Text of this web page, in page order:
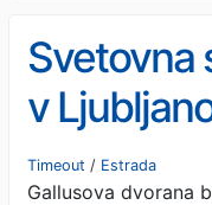
Svetovna
v
veselim,
Timeout / Estrada
Gallusova dvorana